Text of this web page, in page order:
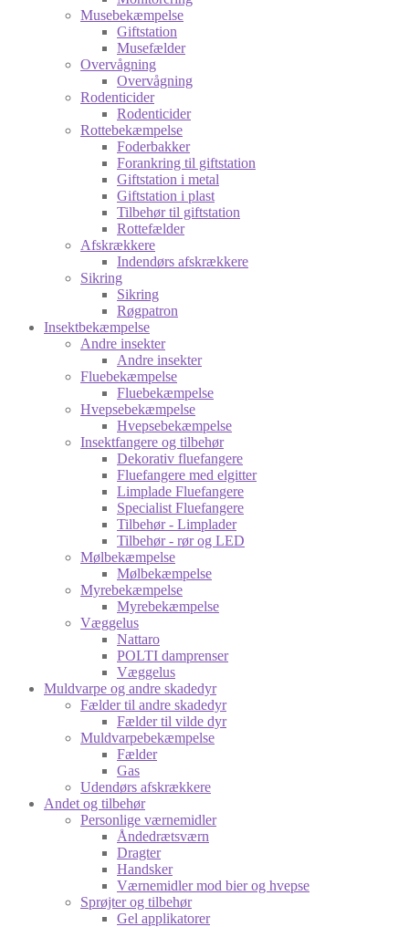
Musebekæmpelse
Giftstation
Musefælder
Overvågning
Overvågning
Rodenticider
Rodenticider
Rottebekæmpelse
Foderbakker
Forankring til giftstation
Giftstation i metal
Giftstation i plast
Tilbehør til giftstation
Rottefælder
Afskrækkere
Indendørs afskrækkere
Sikring
Sikring
Røgpatron
Insektbekæmpelse
Andre insekter
Andre insekter
Fluebekæmpelse
Fluebekæmpelse
Hvepsebekæmpelse
Hvepsebekæmpelse
Insektfangere og tilbehør
Dekorativ fluefangere
Fluefangere med elgitter
Limplade Fluefangere
Specialist Fluefangere
Tilbehør - Limplader
Tilbehør - rør og LED
Mølbekæmpelse
Mølbekæmpelse
Myrebekæmpelse
Myrebekæmpelse
Væggelus
Nattaro
POLTI damprenser
Væggelus
Muldvarpe og andre skadedyr
Fælder til andre skadedyr
Fælder til vilde dyr
Muldvarpebekæmpelse
Fælder
Gas
Udendørs afskrækkere
Andet og tilbehør
Personlige værnemidler
Åndedrætsværn
Dragter
Handsker
Værnemidler mod bier og hvepse
Sprøjter og tilbehør
Gel applikatorer